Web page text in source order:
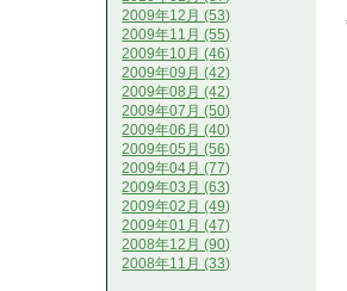
2009年12月 (53)
2009年11月 (55)
2009年10月 (46)
2009年09月 (42)
2009年08月 (42)
2009年07月 (50)
2009年06月 (40)
2009年05月 (56)
2009年04月 (77)
2009年03月 (63)
2009年02月 (49)
2009年01月 (47)
2008年12月 (90)
2008年11月 (33)